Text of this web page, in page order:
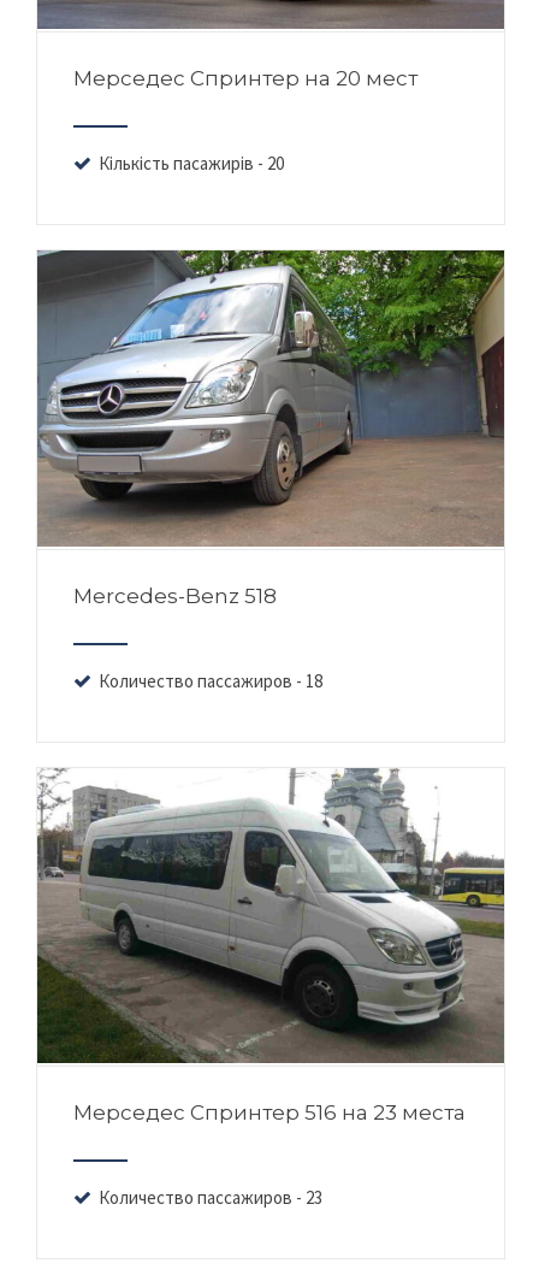
Мерседес Спринтер на 20 мест
Кількість пасажирів - 20
Mercedes-Benz 518
Количество пассажиров - 18
Мерседес Спринтер 516 на 23 места
Количество пассажиров - 23